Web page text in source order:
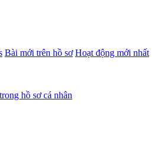
Bài mới trên hồ sơ Hoạt động mới nhất
hồ sơ cá nhân